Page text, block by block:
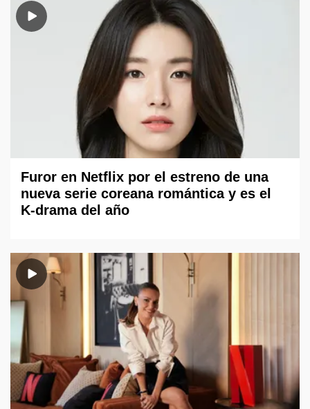
Furor en Netflix por el estreno de una
nueva serie coreana romántica y es el
K-drama del año